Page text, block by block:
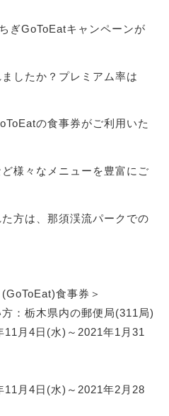
ぎGoToEatキャンペーンが
したか？プレミアム率は
の食事券がご利用いた
様々なメニューを豊富にご
方は、那須渓流パークでの
食事券＞
：栃木県内の郵便局(311局)
月4日(水)～2021年1月31
月4日(水)～2021年2月28